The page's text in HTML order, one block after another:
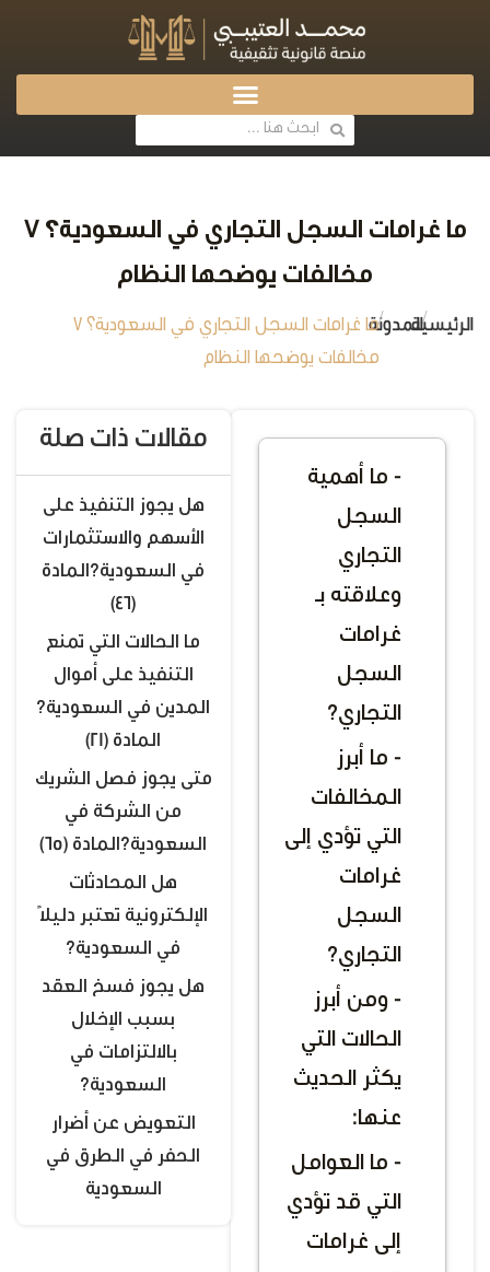
ما غرامات السجل التجاري في السعودية؟ 7
مخالفات يوضحها النظام
الرئيسية
/المدونة
/
ما غرامات السجل التجاري في السعودية؟ 7
مخالفات يوضحها النظام
- ما أهمية
السجل
التجاري
وعلاقته بـ
غرامات
السجل
التجاري؟
- ما أبرز
المخالفات
التي تؤدي إلى
غرامات
السجل
التجاري؟
- ومن أبرز
الحالات التي
يكثر الحديث
عنها:
- ما العوامل
التي قد تؤدي
إلى غرامات
مقالات ذات صلة
هل يجوز التنفيذ على
الأسهم والاستثمارات
في السعودية؟المادة
(46)
ما الحالات التي تمنع
التنفيذ على أموال
المدين في السعودية؟
المادة (21)
متى يجوز فصل الشريك
من الشركة في
السعودية؟المادة (65)
هل المحادثات
الإلكترونية تعتبر دليلًا
في السعودية؟
هل يجوز فسخ العقد
بسبب الإخلال
بالالتزامات في
السعودية؟
التعويض عن أضرار
الحفر في الطرق في
السعودية